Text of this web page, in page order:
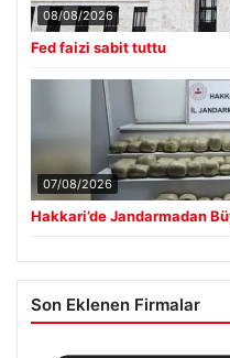
08/08/2026
Fed faizi sabit tuttu
07/08/2026
Hakkari’de Jandarmadan
Son Eklenen Firmalar